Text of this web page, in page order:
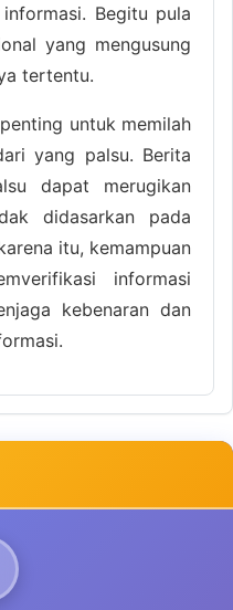
Begitu pula
yang mengusung
tertentu.
untuk memilah
yang palsu. Berita
dapat merugikan
didasarkan pada
itu, kemampuan
informasi
kebenaran dan